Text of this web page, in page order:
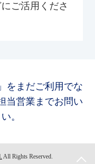
ご活用くださ
をまだご利用でな
当営業までお問い
。
All Rights Reserved.